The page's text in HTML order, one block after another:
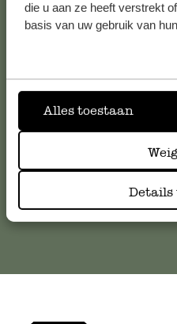
die u aan ze heeft verstrekt
basis van uw gebruik van
Alles toestaan
Details
klantenservice. Of bekijk hier
meestgestelde vragen
Online Klantenservice